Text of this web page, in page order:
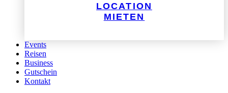
LOCATION
MIETEN
Events
Reisen
Business
Gutschein
Kontakt